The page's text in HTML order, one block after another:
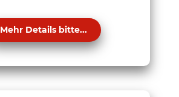
Mehr Details bitte...